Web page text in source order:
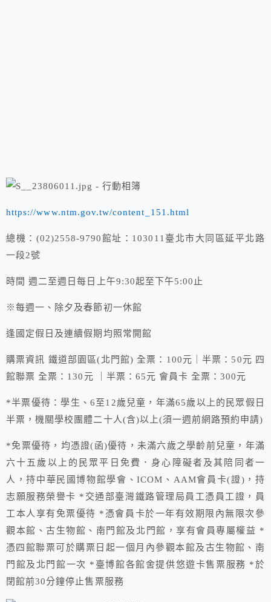
https://www.ntm.gov.tw/content_151.html
總機：(02)2558-9790館址：103011臺北市大同區延平北路
一段2號
時間 週二至週日每日上午9:30起至下午5:00止
※每週一、除夕及春節初一休館
逢國定假日及連續假期均照常開館
購票資訊 鐵道部園區(北門館) 全票：100元｜半票：50元 四
館聯票 全票：130元 ｜半票：65元 會員卡 全票：300元
*半票優待：學生、6至12歲兒童，年滿65歲以上的民眾假日
半票，機關學校團體二十人(含)以上(須一週前網路預約申請)
*免票優待，均憑證(函)優待，未滿六歲之學齡前兒童，年滿
六十五歲以上的民眾平日免費．身心障礙者及其陪同者一
人，持中華民國博物館學會、ICOM、AAM會員卡(證)，持
志願服務榮譽卡 *交通部臺灣鐵路管理局員工憑員工證，員
工本人享有免票優待 *憑會員卡於一年有效期限內無限次參
觀本館、古生物館、南門館及北門館，享有會員專屬權益 *
憑四館聯票可於購票日起一個月內參觀本館及古生物館、南
門館及北門館一次 *臺博館各館舍提供悠遊卡售票服務 *於
閉館前30分鐘停止售票服務